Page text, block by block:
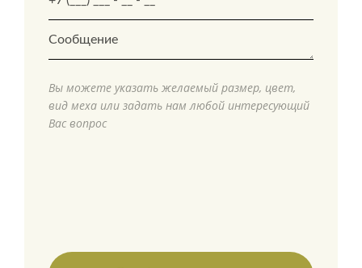
Вы можете указать желаемый размер, цвет,
вид меха или задать нам любой интересующий
Вас вопрос